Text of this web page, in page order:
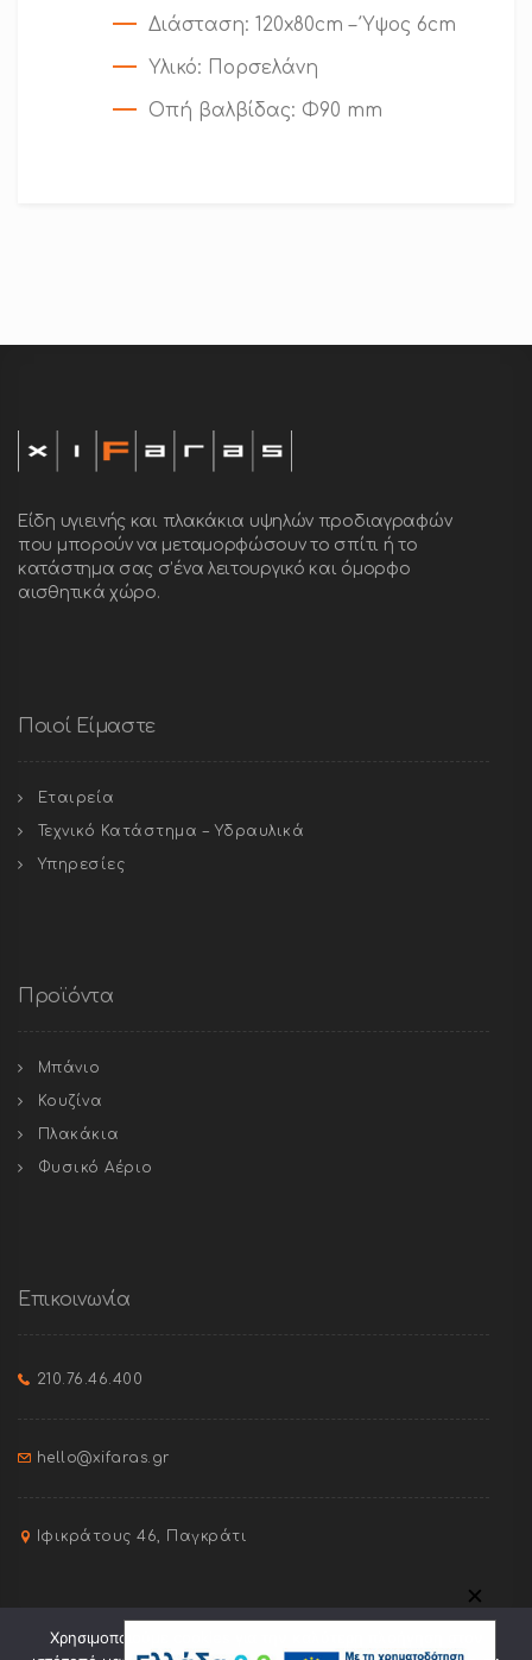
Διάσταση: 120x80cm – Ύψος 6cm
Υλικό: Πορσελάνη
Οπή βαλβίδας: Φ90 mm
Είδη υγιεινής και πλακάκια υψηλών προδιαγραφών
που μπορούν να μεταμορφώσουν το σπίτι ή το
κατάστημα σας σ’ένα λειτουργικό και όμορφο
αισθητικά χώρο.
Ποιοί Είμαστε
Εταιρεία
Τεχνικό Κατάστημα – Υδραυλικά
Υπηρεσίες
Προϊόντα
Μπάνιο
Κουζίνα
Πλακάκια
Φυσικό Αέριο
Επικοινωνία
210.76.46.400
hello@xifaras.gr
Ιφικράτους 46, Παγκράτι
Χρησιμοποιούμε cookies για την καλύτερη πλοήγηση στον
✕